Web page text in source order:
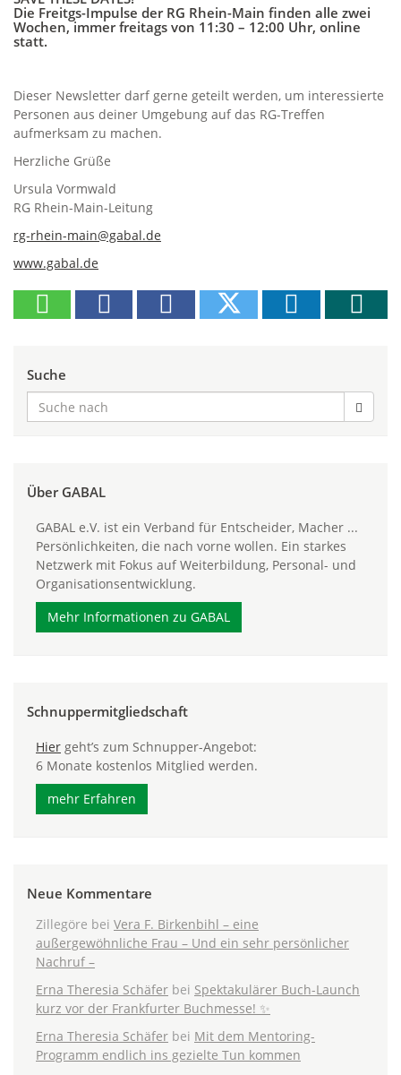
Die Freitgs-Impulse der RG Rhein-Main finden alle zwei
Wochen, immer freitags von 11:30 – 12:00 Uhr, online
statt.
Dieser Newsletter darf gerne geteilt werden, um interessierte
Personen aus deiner Umgebung auf das RG-Treffen
aufmerksam zu machen.
Herzliche Grüße
Ursula Vormwald
RG Rhein-Main-Leitung
rg-rhein-main@gabal.de
www.gabal.de
Suche
Über GABAL
GABAL e.V. ist ein Verband für Entscheider, Macher ...
Persönlichkeiten, die nach vorne wollen. Ein starkes
Netzwerk mit Fokus auf Weiterbildung, Personal- und
Organisationsentwicklung.
Mehr Informationen zu GABAL
Schnuppermitgliedschaft
Hier geht’s zum Schnupper-Angebot:
6 Monate kostenlos Mitglied werden.
mehr Erfahren
Neue Kommentare
Zillegöre bei Vera F. Birkenbihl – eine
außergewöhnliche Frau – Und ein sehr persönlicher
Nachruf –
Erna Theresia Schäfer bei Spektakulärer Buch-Launch
kurz vor der Frankfurter Buchmesse! ✨
Erna Theresia Schäfer bei Mit dem Mentoring-
Programm endlich ins gezielte Tun kommen